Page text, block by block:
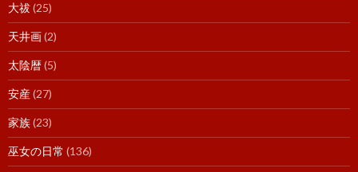
大祓(25)
天井画(2)
太陰暦(5)
安産(27)
家族(23)
巫女の日常 (136)